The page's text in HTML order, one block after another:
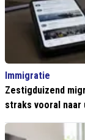
Immigratie
Zestigduizend
straks vooral naar